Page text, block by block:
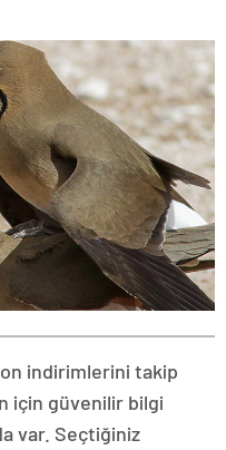
indirimlerini takip
için güvenilir bilgi
var. Seçtiğiniz